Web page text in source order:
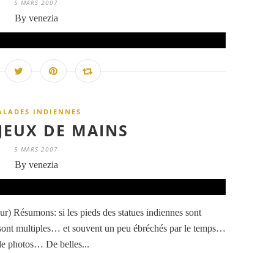
5 MARS 2007
By venezia
INDIENNES
DE MAINS
5 MARS 2007
By venezia
Résumons: si les pieds des statues indiennes sont
multiples… et souvent un peu ébréchés par le temps…
photos… De belles...